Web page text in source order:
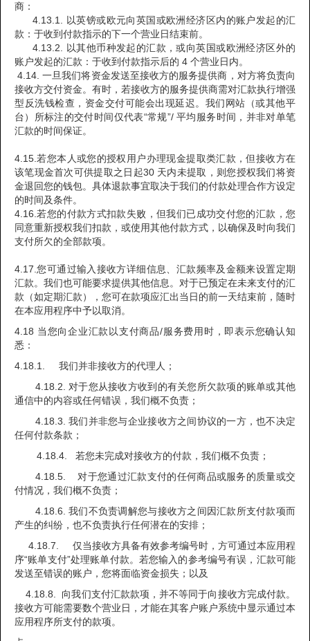
商：
4.13.1. 以英镑或欧元向英国或欧洲经济区内的账户发起的汇
款：于收到付款指示的下一个营业日结束前。
4.13.2. 以其他币种发起的汇款，或向英国或欧洲经济区外的
账户发起的汇款：于收到付款指示后的 4 个营业日内。
4.14. 一旦我们将资金发送至接收方的服务提供商，对方将负责向
接收方交付资金。有时，若接收方的服务提供商需对汇款执行增强
型反洗钱检查，资金交付可能会出现延迟。我们网站（或其他平
台）所标注的交付时间仅代表“常规”/ 平均服务时间，并非对单笔
汇款的时间保证。
4.15.若您本人或您的授权用户办理现金提取类汇款，但接收方在
该笔现金首次可供提取之日起30 天内未提取，则您授权我们将资
金退回您的钱包。具体退款事宜取决于我们的付款处理合作方设定
的时间及条件。
4.16.若您的付款方式扣款失败，但我们已成功交付您的汇款，您
同意重新授权我们扣款，或使用其他付款方式，以确保及时向我们
支付所欠的全部款项。
4.17.您可通过输入接收方详细信息、汇款频率及金额来设置定期
汇款。我们也可能要求提供其他信息。对于已预定在未来支付的汇
款（如定期汇款），您可在款项应汇出当日的前一天结束前，随时
在本应用程序中予以取消。
4.18 当您向企业汇款以支付商品/服务费用时，即表示您确认知
悉：
4.18.1. 我们并非接收方的代理人；
4.18.2. 对于您从接收方收到的有关您所欠款项的账单或其他
通信中的内容或任何错误，我们概不负责；
4.18.3. 我们并非您与企业接收方之间协议的一方，也不决定
任何付款条款；
4.18.4. 若您未完成对接收方的付款，我们概不负责；
4.18.5. 对于您通过汇款支付的任何商品或服务的质量或交
付情况，我们概不负责；
4.18.6. 我们不负责调解您与接收方之间因汇款所支付款项而
产生的纠纷，也不负责执行任何潜在的安排；
4.18.7. 仅当接收方具备有效参考编号时，方可通过本应用程
序“账单支付”处理账单付款。若您输入的参考编号有误，汇款可能
发送至错误的账户，您将面临资金损失；以及
4.18.8. 向我们支付汇款款项，并不等同于向接收方完成付款。
接收方可能需要数个营业日，才能在其客户账户系统中显示通过本
应用程序所支付的款项。